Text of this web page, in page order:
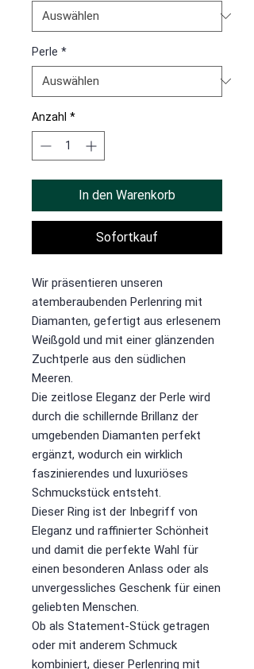
Perle *
Anzahl *
In den Warenkorb
Sofortkauf
Wir präsentieren unseren
atemberaubenden Perlenring mit
Diamanten, gefertigt aus erlesenem
Weißgold und mit einer glänzenden
Zuchtperle aus den südlichen
Meeren.
Die zeitlose Eleganz der Perle wird
durch die schillernde Brillanz der
umgebenden Diamanten perfekt
ergänzt, wodurch ein wirklich
faszinierendes und luxuriöses
Schmuckstück entsteht.
Dieser Ring ist der Inbegriff von
Eleganz und raffinierter Schönheit
und damit die perfekte Wahl für
einen besonderen Anlass oder als
unvergessliches Geschenk für einen
geliebten Menschen.
Ob als Statement-Stück getragen
oder mit anderem Schmuck
kombiniert, dieser Perlenring mit